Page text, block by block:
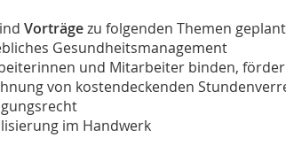
Vorträgezu folgenden Themen
Gesundheitsmanagement
und Mitarbeiter binden,
von kostendeckenden
im Handwerk